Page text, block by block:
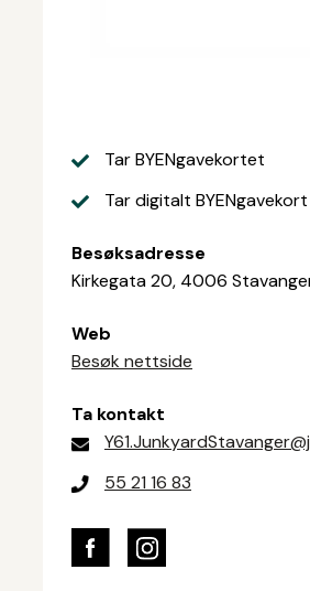
Tar BYENgavekortet
Tar digitalt BYENgavekort
Besøksadresse
Kirkegata 20, 4006
Web
Besøk nettside
Ta kontakt
55 21 16 83